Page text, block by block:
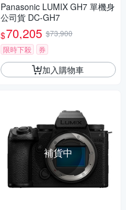
Panasonic LUMIX GH7 單機身
公司貨 DC-GH7
$70,205 $73,900
限時下殺
券
加入購物車
補貨中